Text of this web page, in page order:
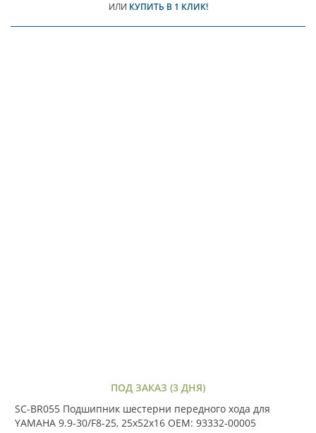
ИЛИ КУПИТЬ В 1 КЛИК!
ПОД ЗАКАЗ (3 ДНЯ)
SC-BR055 Подшипник шестерни передного хода для
YAMAHA 9.9-30/F8-25, 25х52х16 OEM: 93332-00005